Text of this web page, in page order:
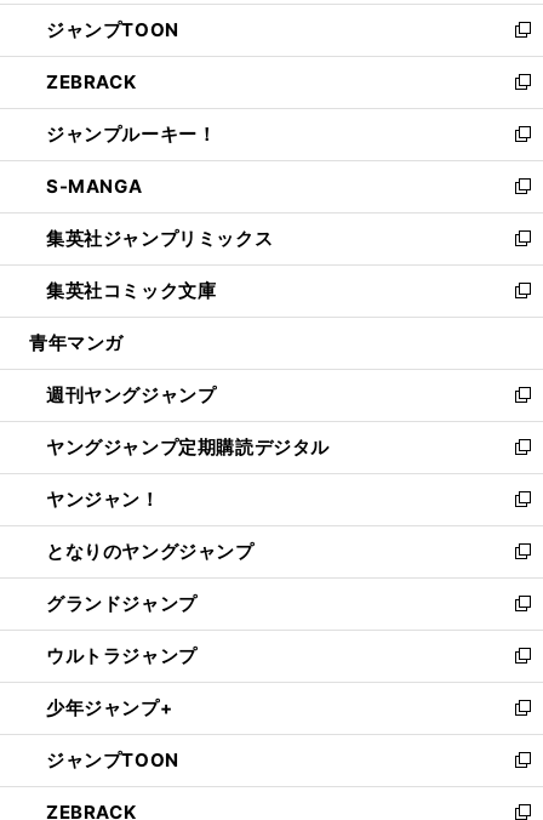
く
ウ
で
開
く
ン
ド
ウ
で
開
く
ウ
ィ
ン
ド
ウ
で
開
く
し
い
ウ
ィ
ン
ド
ウ
で
開
く
ジャンプTOON
新
し
い
ウ
ィ
ン
ド
ウ
で
開
く
ZEBRACK
新
し
い
ウ
ィ
ン
ド
ウ
で
開
ジャンプルーキー！
新
し
い
ウ
ィ
ン
ド
ウ
開
く
S-MANGA
新
し
い
ウ
ィ
ン
ウ
で
開
く
集英社ジャンプリミックス
新
し
い
ウ
ン
ド
ウ
で
開
く
集英社コミック文庫
新
し
ウ
ィ
ン
ド
ウ
で
開
く
青年マンガ
週刊ヤングジャンプ
新
し
い
ウ
ィ
ン
ド
ウ
で
開
く
ヤングジャンプ定期購読デジタル
新
し
い
ウ
ィ
ン
ド
ウ
で
開
く
ヤンジャン！
新
し
い
ウ
ィ
ン
ド
ウ
で
開
く
となりのヤングジャンプ
新
し
い
ウ
ィ
ン
ド
ウ
で
開
く
グランドジャンプ
新
し
い
ウ
ィ
ン
ド
ウ
で
ウルトラジャンプ
新
し
い
ウ
ィ
ン
ド
少年ジャンプ+
新
し
い
ウ
ィ
ジャンプTOON
新
し
ZEBRACK